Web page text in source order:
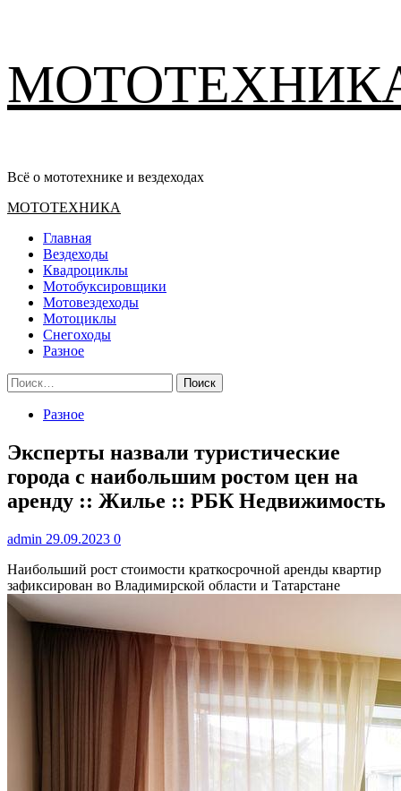
содержимому
Всё о мототехнике и вездеходах
Основное
МОТОТЕХНИКА
Главная
Вездеходы
Квадроциклы
Мотобуксировщики
Мотовездеходы
Мотоциклы
Снегоходы
Разное
Найти:
Разное
Эксперты назвали туристические
города с наибольшим ростом цен на
аренду :: Жилье :: РБК Недвижимость
admin 29.09.2023 0
Наибольший рост стоимости краткосрочной аренды квартир
зафиксирован во Владимирской области и Татарстане